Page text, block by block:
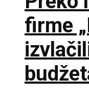
firme